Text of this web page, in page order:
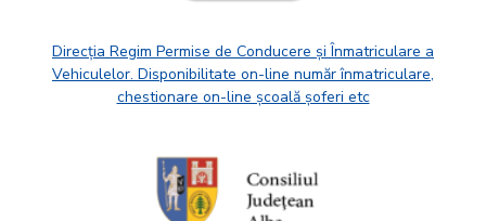
Direcția Regim Permise de Conducere și Înmatriculare a
Vehiculelor. Disponibilitate on-line număr înmatriculare,
chestionare on-line școală șoferi etc